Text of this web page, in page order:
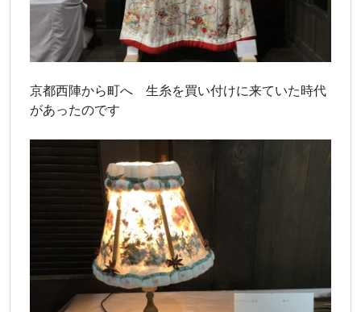
京都西陣から町へ 生糸を買い付けに来ていた時代
があったのです